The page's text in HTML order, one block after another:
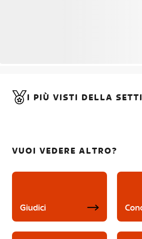
I PIÙ VISTI DELLA
VUOI VEDERE ALTRO?
Giudici